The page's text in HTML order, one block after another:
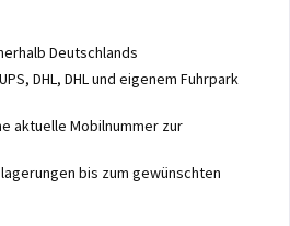
Deutschlands
DHL, DHL und eigenem Fuhrpark
aktuelle Mobilnummer zur
bis zum gewünschten